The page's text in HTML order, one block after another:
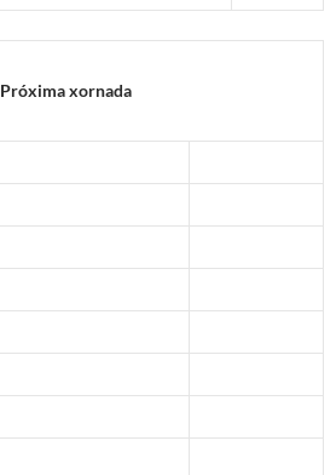
Próxima xornada